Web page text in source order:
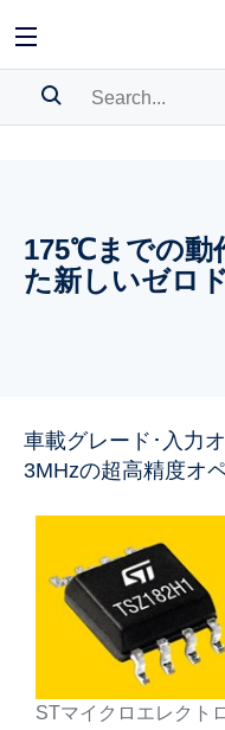
Pleaselog into show
175℃までの動
た新しいゼロ
車載グレード･入力
3MHzの超高精度オ
STマイクロエレクト